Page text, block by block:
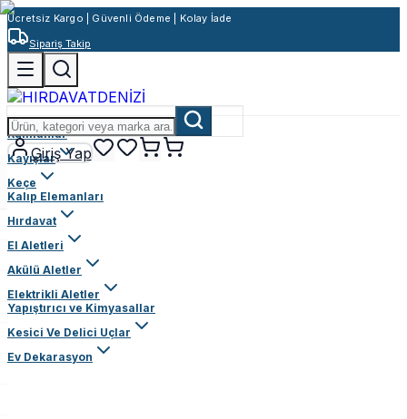
Ücretsiz Kargo | Güvenli Ödeme | Kolay İade
Sipariş Takip
Giriş Yap
Rulmanlar
Kayışlar
Keçe
Kalıp Elemanları
Hırdavat
El Aletleri
Akülü Aletler
Elektrikli Aletler
Yapıştırıcı ve Kimyasallar
Kesici Ve Delici Uçlar
Ev Dekarasyon